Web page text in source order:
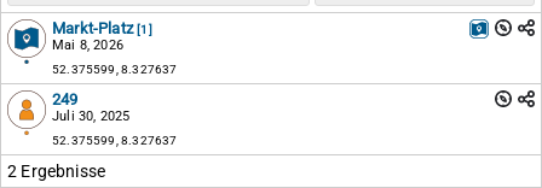
Markt-Platz [1]
Mai 8, 2026
52.375599, 8.327637
249
Juli 30, 2025
52.375599, 8.327637
2 Ergebnisse